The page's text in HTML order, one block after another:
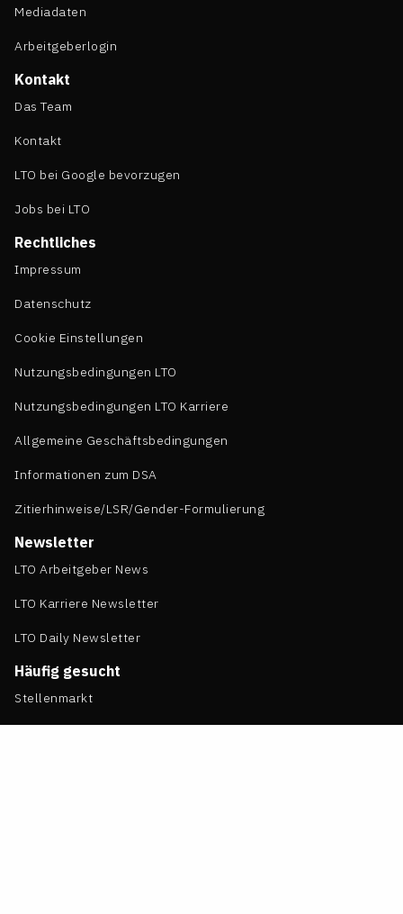
Mediadaten
Arbeitgeberlogin
Kontakt
Das Team
Kontakt
LTO bei Google bevorzugen
Jobs bei LTO
Rechtliches
Impressum
Datenschutz
Cookie Einstellungen
Nutzungsbedingungen LTO
Nutzungsbedingungen LTO Karriere
Allgemeine Geschäftsbedingungen
Informationen zum DSA
Zitierhinweise/LSR/Gender-Formulierung
Newsletter
LTO Arbeitgeber News
LTO Karriere Newsletter
LTO Daily Newsletter
Häufig gesucht
Stellenmarkt